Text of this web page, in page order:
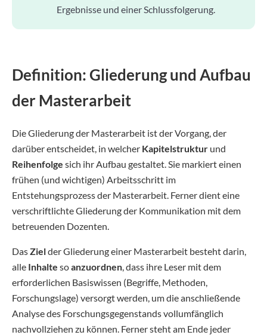
Ergebnisse und einer Schlussfolgerung.
Definition: Gliederung und Aufbau
der Masterarbeit
Die Gliederung der Masterarbeit ist der Vorgang, der
darüber entscheidet, in welcher Kapitelstruktur und
Reihenfolge sich ihr Aufbau gestaltet. Sie markiert einen
frühen (und wichtigen) Arbeitsschritt im
Entstehungsprozess der Masterarbeit. Ferner dient eine
verschriftlichte Gliederung der Kommunikation mit dem
betreuenden Dozenten.
DasZielder Gliederung einer Masterarbeit besteht darin,
alle Inhalte soanzuordnen, dass ihre Leser mit dem
erforderlichen Basiswissen (Begriffe, Methoden,
Forschungslage) versorgt werden, um die anschließende
Analyse des Forschungsgegenstands vollumfänglich
nachvollziehen zu können. Ferner steht am Ende jeder